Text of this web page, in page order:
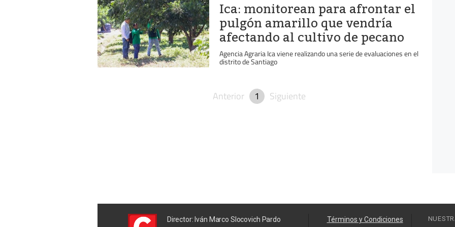
Ica: monitorean para afrontar el
pulgón amarillo que vendría
afectando al cultivo de pecano
Agencia Agraria Ica viene realizando una serie de evaluaciones en el
distrito de Santiago
Anterior 1 Siguiente
Director: Iván Marco Slocovich Pardo Términos y Condiciones